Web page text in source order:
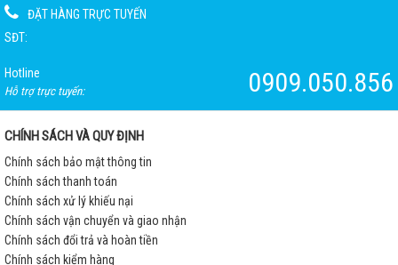
ĐẶT HÀNG TRỰC TUYẾN
SĐT:
Hotline
Hỗ trợ trực tuyến: 0909.050.856
CHÍNH SÁCH VÀ QUY ĐỊNH
Chính sách bảo mật thông tin
Chính sách thanh toán
Chính sách xử lý khiếu nại
Chính sách vận chuyển và giao nhận
Chính sách đổi trả và hoàn tiền
Chính sách kiểm hàng